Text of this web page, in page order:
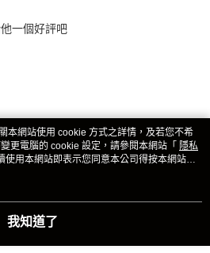
一個好評吧
本網站使用 cookie 方式之詳情，及若您不希
更電腦的 cookie 設定，請參閱本網站「 隱私
使用本網站即表示您同意本公司得按本網站使
我知道了